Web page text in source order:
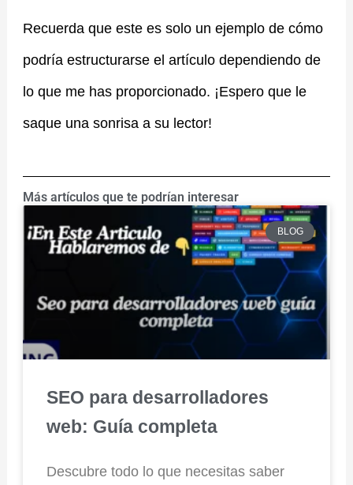
Recuerda que este es solo un ejemplo de cómo
podría estructurarse el artículo dependiendo de
lo que me has proporcionado. ¡Espero que le
saque una sonrisa a su lector!
Más artículos que te podrían interesar
BLOG
SEO para desarrolladores
web: Guía completa
Descubre todo lo que necesitas saber